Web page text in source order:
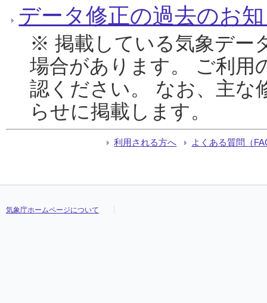
データ修正の過去のお
※ 掲載している気象デー
場合があります。 ご利用
認ください。 なお、主な
らせに掲載します。
利用される方へ よくある質問（
気象庁ホームページについて